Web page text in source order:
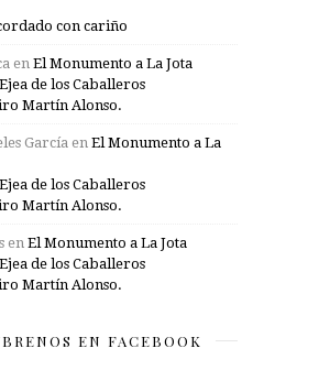
con cariño
en El Monumento a La Jota
de los Caballeros
Martín Alonso.
García en El Monumento a La
de los Caballeros
Martín Alonso.
en El Monumento a La Jota
de los Caballeros
Martín Alonso.
EN FACEBOOK